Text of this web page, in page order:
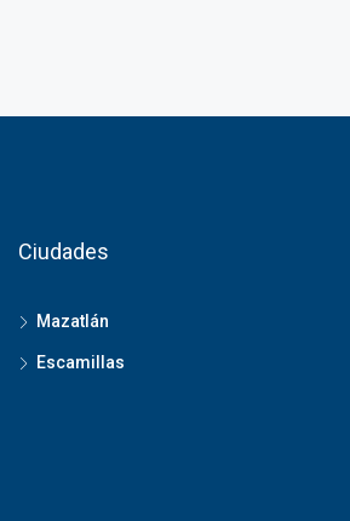
Ciudades
Mazatlán
Escamillas